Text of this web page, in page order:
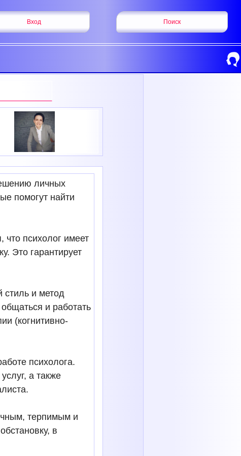
Вход Поиск
личных
помогут найти
психолог имеет
Это гарантирует
стиль и метод
и работать
(когнитивно-
психолога.
а также
терпимым и
в